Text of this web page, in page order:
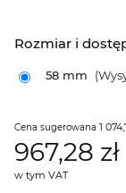
Rozmiar i
58 mm
Cena sugerowana 1
967,28 zł
w tym VAT